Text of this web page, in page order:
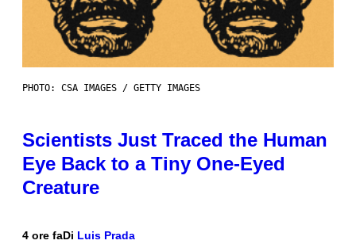
PHOTO: CSA IMAGES / GETTY IMAGES
Scientists Just Traced the Human
Eye Back to a Tiny One-Eyed
Creature
4 ore faDi Luis Prada